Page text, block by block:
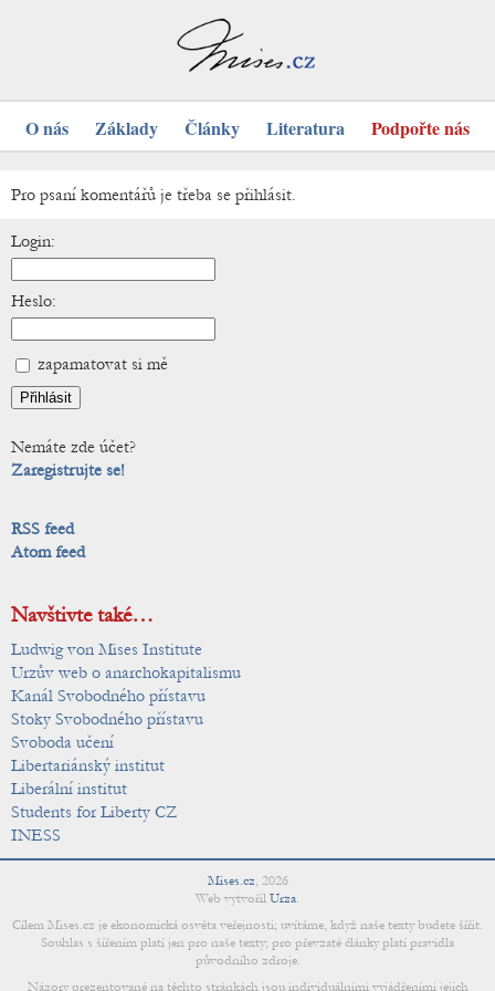
O nás Základy Články Literatura Podpořte nás
Pro psaní komentářů je třeba se přihlásit.
Login:
Heslo:
zapamatovat si mě
Nemáte zde účet?
Zaregistrujte se!
RSS feed
Atom feed
Navštivte také…
Ludwig von Mises Institute
Urzův web o anarchokapitalismu
Kanál Svobodného přístavu
Stoky Svobodného přístavu
Svoboda učení
Libertariánský institut
Liberální institut
Students for Liberty CZ
INESS
Mises.cz, 2026
Web vytvořil Urza.
Cílem Mises.cz je ekonomická osvěta veřejnosti; uvítáme, když naše texty budete šířit.
Souhlas s šířením platí jen pro naše texty; pro převzaté články platí pravidla
původního zdroje.
Názory prezentované na těchto stránkách jsou individuálními vyjádřeními jejich